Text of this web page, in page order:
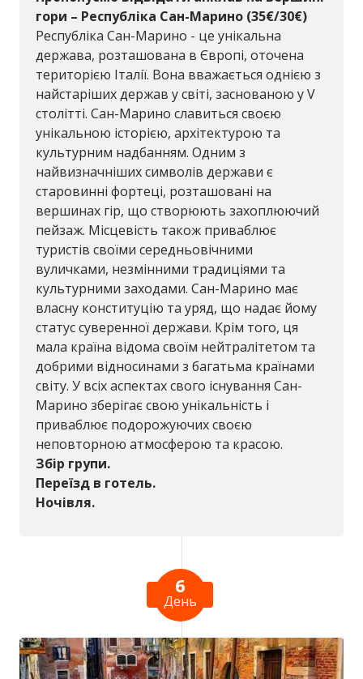
гори – Республіка Сан-Марино (35€/30€)
Республіка Сан-Марино - це унікальна
держава, розташована в Європі, оточена
територією Італії. Вона вважається однією з
найстаріших держав у світі, заснованою у V
столітті. Сан-Марино славиться своєю
унікальною історією, архітектурою та
культурним надбанням. Одним з
найвизначніших символів держави є
старовинні фортеці, розташовані на
вершинах гір, що створюють захоплюючий
пейзаж. Місцевість також приваблює
туристів своїми середньовічними
вуличками, незмінними традиціями та
культурними заходами. Сан-Марино має
власну конституцію та уряд, що надає йому
статус суверенної держави. Крім того, ця
мала країна відома своїм нейтралітетом та
добрими відносинами з багатьма країнами
світу. У всіх аспектах свого існування Сан-
Марино зберігає свою унікальність і
приваблює подорожуючих своєю
неповторною атмосферою та красою.
Збір групи.
Переїзд в готель.
Ночівля.
6
День